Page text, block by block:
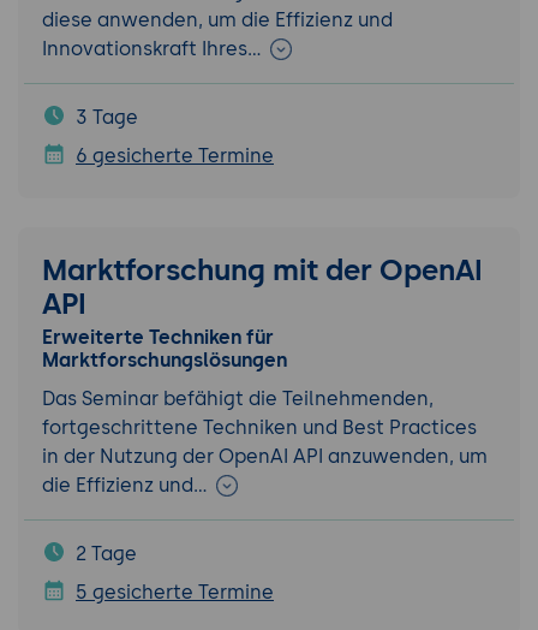
diese anwenden, um die Effizienz und
Innovationskraft Ihres…
3 Tage
6 gesicherte Termine
Marktforschung mit der OpenAI
API
Erweiterte Techniken für
Marktforschungslösungen
Das Seminar befähigt die Teilnehmenden,
fortgeschrittene Techniken und Best Practices
in der Nutzung der OpenAI API anzuwenden, um
die Effizienz und…
2 Tage
5 gesicherte Termine